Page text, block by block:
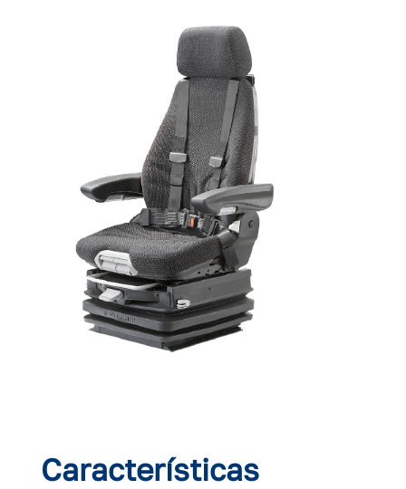
Características